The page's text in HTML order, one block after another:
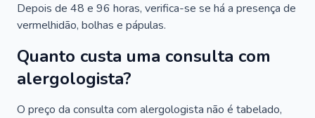
Depois de 48 e 96 horas, verifica-se se há a presença de
vermelhidão, bolhas e pápulas.
Quanto custa uma consulta com
alergologista?
O preço da consulta com alergologista não é tabelado,